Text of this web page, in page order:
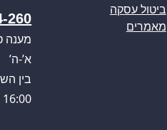
ביטול עסקה
מאמרים
260
מענה
א’-ה’
16:00